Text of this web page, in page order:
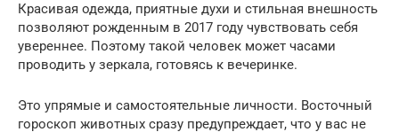
Красивая одежда, приятные духи и стильная внешность
позволяют рожденным в 2017 году чувствовать себя
увереннее. Поэтому такой человек может часами
проводить у зеркала, готовясь к вечеринке.
Это упрямые и самостоятельные личности. Восточный
гороскоп животных сразу предупреждает, что у вас не